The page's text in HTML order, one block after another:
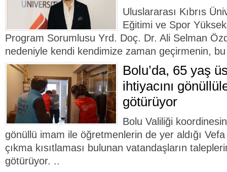
Uluslararası Kıbrıs
Eğitimi ve Spor
Program Sorumlusu Yrd. Doç. Dr. Ali Selman
nedeniyle kendi kendimize zaman geçirmenin,
Bolu’da, 65 yaş
ihtiyacını
götürüyor
Bolu Valiliği
gönüllü imam ile öğretmenlerin de yer aldığı
çıkma kısıtlaması bulunan vatandaşların
götürüyor. ..